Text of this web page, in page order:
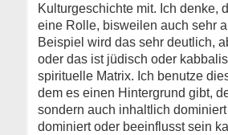
Kulturgeschichte mit. Ich denke,
eine Rolle, bisweilen auch sehr
Beispiel wird das sehr deutlich,
oder das ist jüdisch oder
spirituelle Matrix. Ich benutze
dem es einen Hintergrund gibt,
sondern auch inhaltlich
dominiert oder beeinflusst sein